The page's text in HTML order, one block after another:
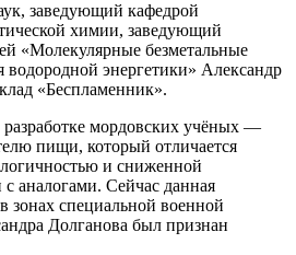
заведующий кафедрой
химии, заведующий
«Молекулярные безметальные
водородной энергетики» Александр
«Беспламенник».
мордовских учёных —
пищи, который отличается
и сниженной
аналогами. Сейчас данная
зонах специальной военной
Долганова был признан